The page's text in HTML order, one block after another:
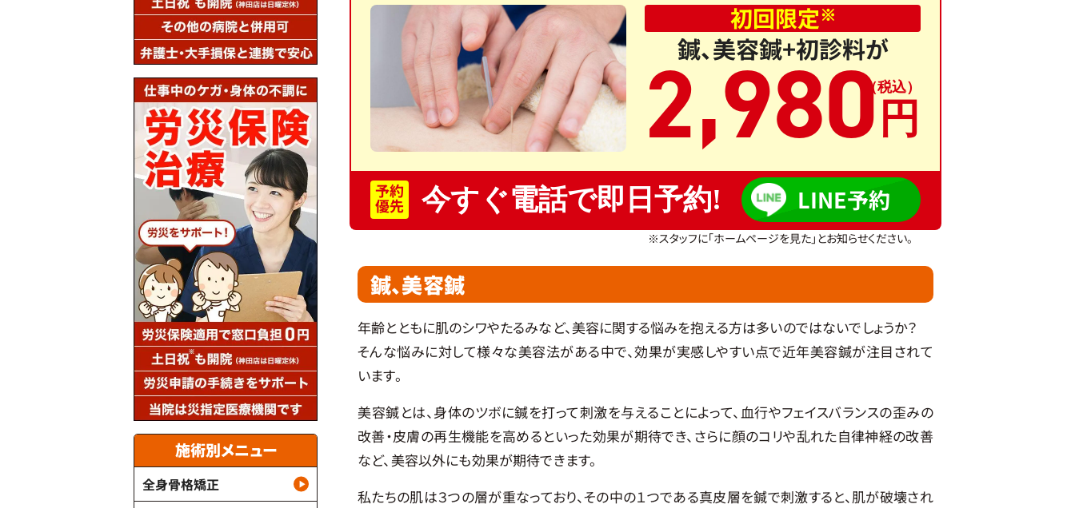
初回限定※
鍼、美容鍼+初診料が
2,980
予約
優先 今すぐ電話で即日予約! LINE予約
※スタッフに「ホームページを見た」とお知らせください。
鍼、美容鍼
年齢とともに肌のシワやたるみなど、美容に関する悩みを抱える方は多いのではないでしょうか？
そんな悩みに対して様々な美容法がある中で、効果が実感しやすい点で近年美容鍼が注目されて
います。
美容鍼とは、身体のツボに鍼を打って刺激を与えることによって、血行やフェイスバランスの歪みの
改善・皮膚の再生機能を高めるといった効果が期待でき、さらに顔のコリや乱れた自律神経の改善
など、美容以外にも効果が期待できます。
私たちの肌は３つの層が重なっており、その中の１つである真皮層を鍼で刺激すると、肌が破壊され
施術別メニュー
全身骨格矯正